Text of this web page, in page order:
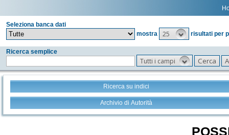
Seleziona banca dati
mostra
25 risultati per
Ricerca semplice
Tutti i campi
Ricerca su indici
Archivio di Autorità